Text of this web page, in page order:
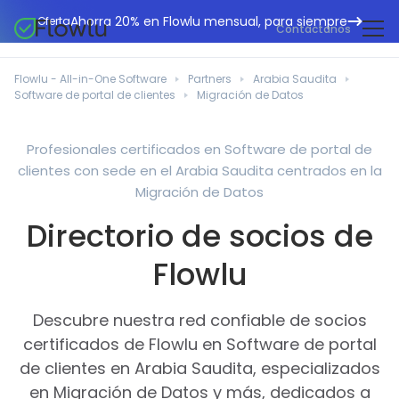
OfertaAhorra 20% en Flowlu mensual, para siempre
Contáctanos
Gestión de proyectos
Facturación en línea
Automatización del flujo de trabajo
Herramientas de colaboración
Gestión financiera
Base de conocimientos
Agencias de marketing
Departamentos de TI
Consultores empresariales
Empresas manufactureras
Pequeños negocios
Organizadores de eventos
Centro de ayuda
Blog Flowlu
Guías
Casos prácticos
Herramientas gratuitas
Português
Flowlu - All-in-One Software Partners
Arabia Saudita
Software de portal de clientes
Migración de Datos
Profesionales certificados en Software de portal de
clientes con sede en el Arabia Saudita centrados en la
Migración de Datos
Directorio de socios de
Flowlu
Descubre nuestra red confiable de socios
certificados de Flowlu en Software de portal
de clientes en Arabia Saudita, especializados
en Migración de Datos y más, dedicados a